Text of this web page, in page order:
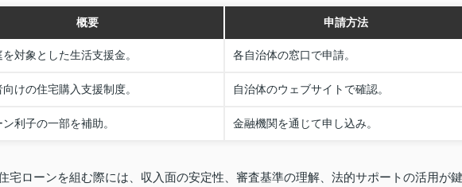
概要 申請方法
対象とした生活支援金。 各自治体の窓口で申請。
けの住宅購入支援制度。 自治体のウェブサイトで確認。
利子の一部を補助。 金融機関を通じて申し込み。
宅ローンを組む際には、収入面の安定性、審査基準の理解、法的サポートの活用が鍵